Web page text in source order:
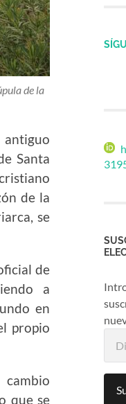
de la
antiguo
Santa
de la
se
de
a
en
propio
que se